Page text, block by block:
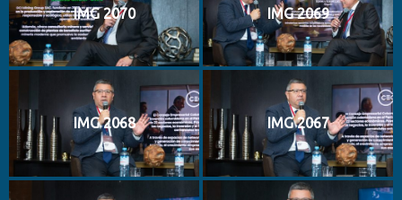
IMG 2070 IMG 2069
IMG 2068 IMG 2067